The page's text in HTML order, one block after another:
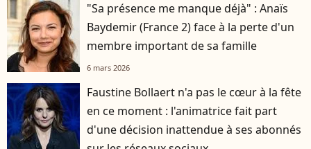
"Sa présence me manque déjà" : Anaïs
Baydemir (France 2) face à la perte d'un
membre important de sa famille
6 mars 2026
Faustine Bollaert n'a pas le cœur à la fête
en ce moment : l'animatrice fait part
d'une décision inattendue à ses abonnés